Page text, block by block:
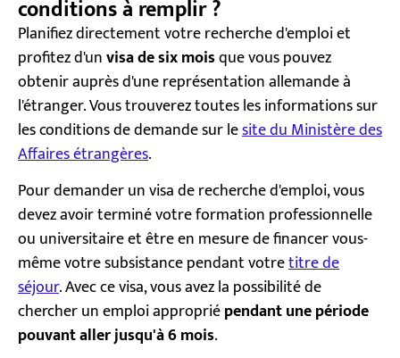
conditions à remplir ?
Planifiez directement votre recherche d'emploi et
profitez d'unvisa de six moisque vous pouvez
obtenir auprès d'une représentation allemande à
l'étranger. Vous trouverez toutes les informations sur
les conditions de demande sur lesite du Ministère des
Affaires étrangères.
Pour demander un visa de recherche d'emploi, vous
devez avoir terminé votre formation professionnelle
ou universitaire et être en mesure de financer vous-
même votre subsistance pendant votretitre de
séjour. Avec ce visa, vous avez la possibilité de
chercher un emploi appropriépendant une période
pouvant aller jusqu'à 6 mois.